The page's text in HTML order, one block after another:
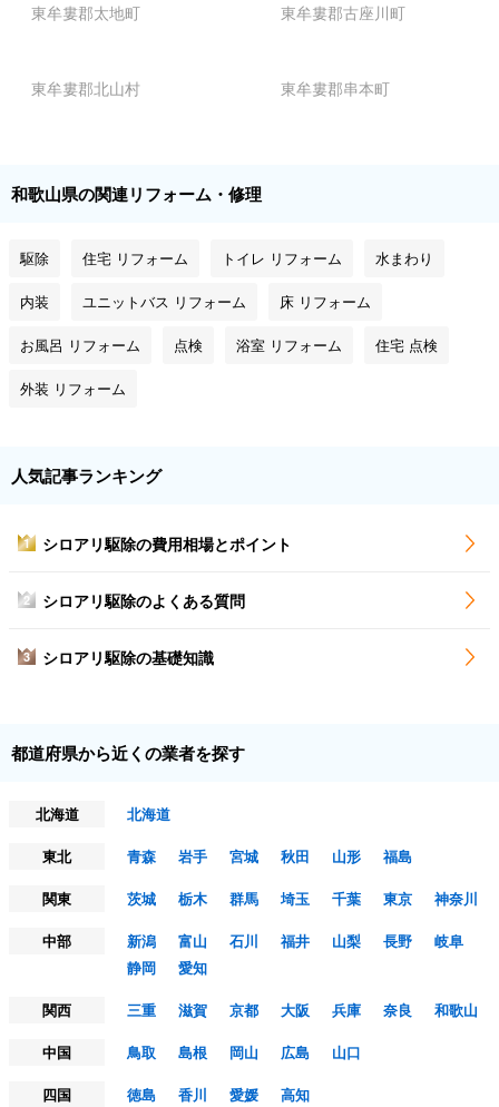
東牟婁郡太地町 東牟婁郡古座川町
東牟婁郡北山村 東牟婁郡串本町
和歌山県の関連リフォーム・修理
駆除 住宅 リフォーム トイレ リフォーム 水まわり
内装 ユニットバス リフォーム 床 リフォーム
お風呂 リフォーム 点検 浴室 リフォーム 住宅 点検
外装 リフォーム
人気記事ランキング
1 シロアリ駆除の費用相場とポイント
2 シロアリ駆除のよくある質問
3 シロアリ駆除の基礎知識
都道府県から近くの業者を探す
北海道
北海道
東北
青森 岩手 宮城 秋田 山形
福島
関東
茨城 栃木 群馬 埼玉 千葉 東京
神奈川
中部
新潟 富山 石川 福井 山梨 長野
岐阜
静岡
愛知
関西
三重 滋賀 京都 大阪 兵庫 奈良
和歌山
中国
鳥取 島根 岡山 広島
山口
四国
徳島 香川 愛媛
高知